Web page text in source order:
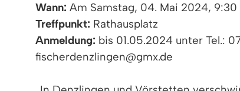
Wann: Am Samstag, 04. Mai 2024, 9:30
Treffpunkt: Rathausplatz
Anmeldung: bis 01.05.2024 unter Tel.:
fischerdenzlingen@gmx.de